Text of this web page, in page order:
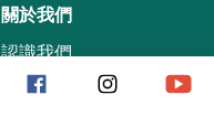
關於我們
認識我們
實體專賣店